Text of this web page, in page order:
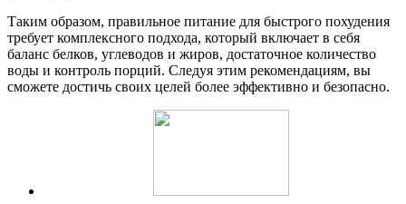
Таким образом, правильное питание для быстрого похудения
требует комплексного подхода, который включает в себя
баланс белков, углеводов и жиров, достаточное количество
воды и контроль порций. Следуя этим рекомендациям, вы
сможете достичь своих целей более эффективно и безопасно.